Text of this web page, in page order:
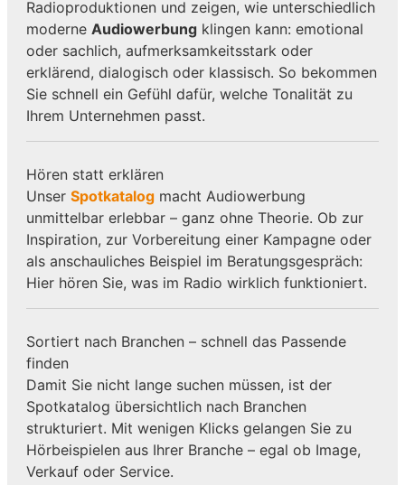
Radioproduktionen und zeigen, wie unterschiedlich
moderne Audiowerbungklingen kann: emotional
oder sachlich, aufmerksamkeitsstark oder
erklärend, dialogisch oder klassisch. So bekommen
Sie schnell ein Gefühl dafür, welche Tonalität zu
Ihrem Unternehmen passt.
Hören statt erklären
Unser Spotkatalogmacht Audiowerbung
unmittelbar erlebbar – ganz ohne Theorie. Ob zur
Inspiration, zur Vorbereitung einer Kampagne oder
als anschauliches Beispiel im Beratungsgespräch:
Hier hören Sie, was im Radio wirklich funktioniert.
Sortiert nach Branchen – schnell das Passende
finden
Damit Sie nicht lange suchen müssen, ist der
Spotkatalog übersichtlich nach Branchen
strukturiert. Mit wenigen Klicks gelangen Sie zu
Hörbeispielen aus Ihrer Branche – egal ob Image,
Verkauf oder Service.